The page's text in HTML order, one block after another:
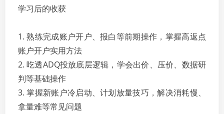
学习后的收获
1. 熟练完成账户开户、报白等前期操作，掌握高返点
账户开户实用方法
2. 吃透ADQ投放底层逻辑，学会出价、压价、数据研
判等基础操作
3. 掌握新账户冷启动、计划放量技巧，解决消耗慢、
拿量难等常见问题